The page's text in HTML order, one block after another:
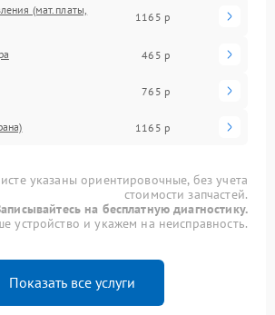
(мат.платы,
1165 р
465 р
765 р
1165 р
указаны ориентировочные, без учета
стоимости запчастей.
на бесплатную диагностику.
устройство и укажем на неисправность.
Показать все услуги